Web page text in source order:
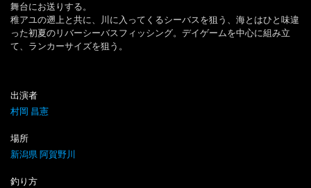
舞台にお送りする。
稚アユの遡上と共に、川に入ってくるシーバスを狙う、海とはひと味違
った初夏のリバーシーバスフィッシング。デイゲームを中心に組み立
て、ランカーサイズを狙う。
出演者
村岡 昌憲
場所
新潟県 阿賀野川
釣り方